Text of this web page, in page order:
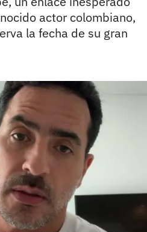
actor colombiano,
la fecha de su gran